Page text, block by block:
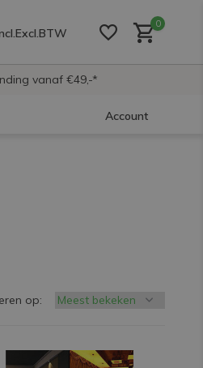
Excl.BTW
0
vanaf €49,-*
Account
op: